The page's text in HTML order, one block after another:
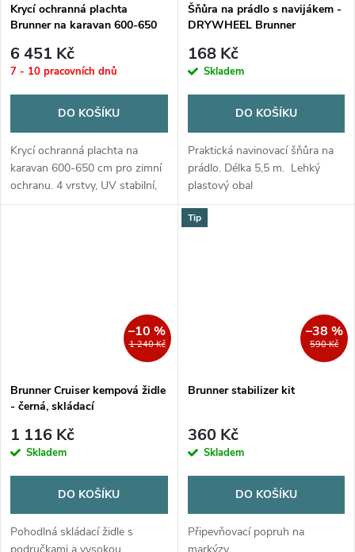
Krycí ochranná plachta
Brunner na karavan 600-650
6 451 Kč
7 - 10 pracovních dnů
DO KOŠÍKU
Krycí ochranná plachta na
karavan 600-650 cm pro zimní
ochranu. 4 vrstvy, UV stabilní,
voduodpuzující a omyvatelná.
Šňůra na prádlo s navijákem -
DRYWHEEL Brunner
168 Kč
Skladem
DO KOŠÍKU
Praktická navinovací šňůra na
prádlo. Délka 5,5 m. Lehký
plastový obal
1 240 Kč
–10 %
Brunner Cruiser kempová židle
- černá, skládací
1 116 Kč
Skladem
DO KOŠÍKU
Pohodlná skládací židle s
Tip
590 Kč
–38 %
Brunner stabilizer kit
360 Kč
Skladem
DO KOŠÍKU
Připevňovací popruh na